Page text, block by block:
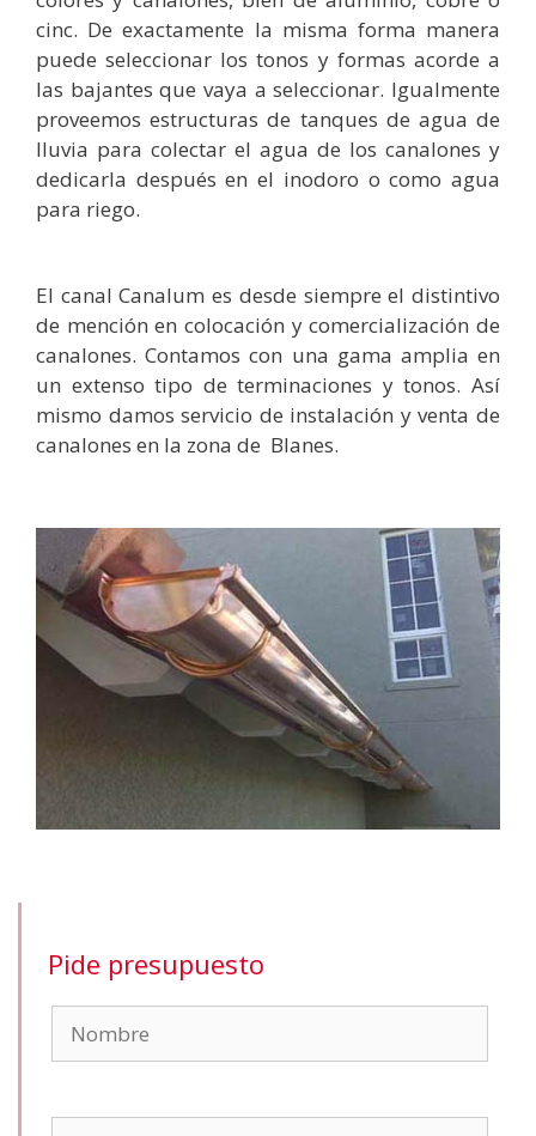
cinc. De exactamente la misma forma manera
puede seleccionar los tonos y formas acorde a
las bajantes que vaya a seleccionar. Igualmente
proveemos estructuras de tanques de agua de
lluvia para colectar el agua de los canalones y
dedicarla después en el inodoro o como agua
para riego.
El canal Canalum es desde siempre el distintivo
de mención en colocación y comercialización de
canalones. Contamos con una gama amplia en
un extenso tipo de terminaciones y tonos. Así
mismo damos servicio de instalación y venta de
canalones en la zona de Blanes.
Pide presupuesto